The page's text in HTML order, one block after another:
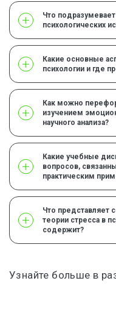
Что
психологических
Какие основные
психологии и где
Как можно
изучением
научного анализа?
Какие учебные
вопросов,
практическим
Что представляет
теории стресса в
содержит?
Узнайте больше в